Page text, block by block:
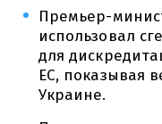
Премьер-
использовал
для
ЕС, показывая
Украине.